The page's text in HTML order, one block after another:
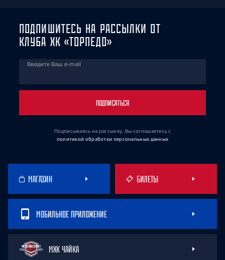
ПОДПИШИТЕСЬ НА РАССЫЛКИ ОТ
КЛУБА ХК «ТОРПЕДО»
Введите Ваш e-mail
ПОДПИСАТЬСЯ
Подписываясь на рассылку, Вы соглашаетесь с
политикой обработки персональных данных
МАГАЗИН БИЛЕТЫ
МОБИЛЬНОЕ ПРИЛОЖЕНИЕ
МХК ЧАЙКА